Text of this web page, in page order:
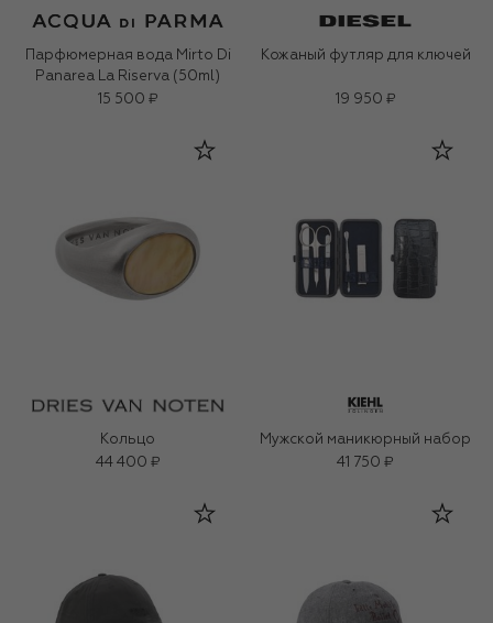
Парфюмерная вода Mirto Di
Panarea La Riserva (50ml)
15 500 ₽
Кожаный футляр для ключей
19 950 ₽
Кольцо
44 400 ₽
Мужской маникюрный набор
41 750 ₽